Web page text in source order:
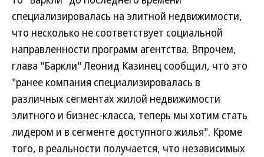
специализировалась на элитной недвижимости,
что несколько не соответствует социальной
направленности программ агентства. Впрочем,
глава "Баркли" Леонид Казинец сообщил, что это
"ранее компания специализировалась в
различных сегментах жилой недвижимости
элитного и бизнес-класса, теперь мы хотим стать
лидером и в сегменте доступного жилья". Кроме
того, в реальности получается, что независимых